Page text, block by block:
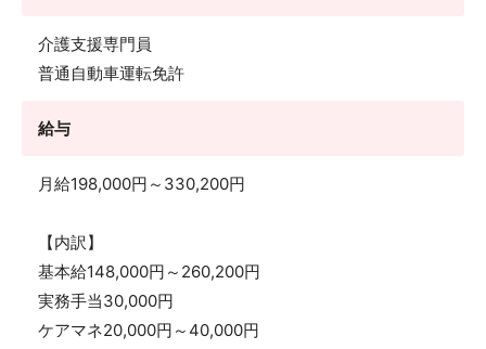
介護支援専門員
普通自動車運転免許
給与
月給198,000円～330,200円
【内訳】
基本給148,000円～260,200円
実務手当30,000円
ケアマネ20,000円～40,000円